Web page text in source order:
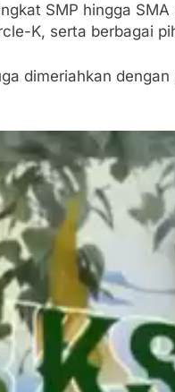
SMP hingga
K, serta berbagai
dimeriahkan